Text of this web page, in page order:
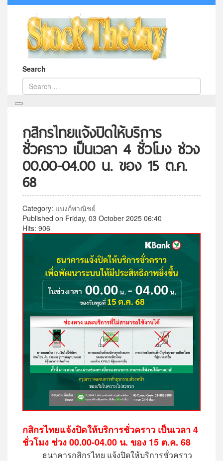
Search
กสิกรไทยแจ้งปิดให้บริการ
ชั่วคราว เป็นเวลา 4 ชั่วโมง ช่วง
00.00-04.00 น. ของ 15 ต.ค.
68
Category: แบงก์พาณิชย์
Published on Friday, 03 October 2025 06:40
Hits: 906
กสิกรไทยแจ้งปิดให้บริการชั่วคราว เป็นเวลา 4
ชั่วโมง ช่วง 00.00-04.00 น. ของ 15 ต.ค. 68
ธนาคารกสิกรไทย แจ้งปิดให้บริการชั่วคราว